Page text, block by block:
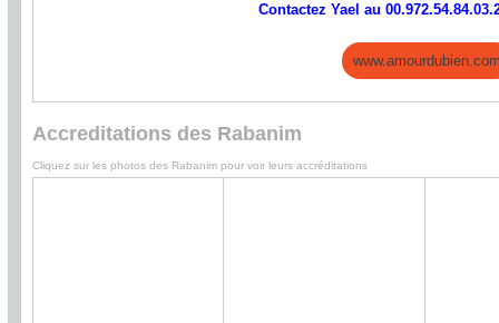
Contactez Yael au
Accreditations des Rabanim
Cliquez sur les photos des Rabanim pour voir leurs accréditations